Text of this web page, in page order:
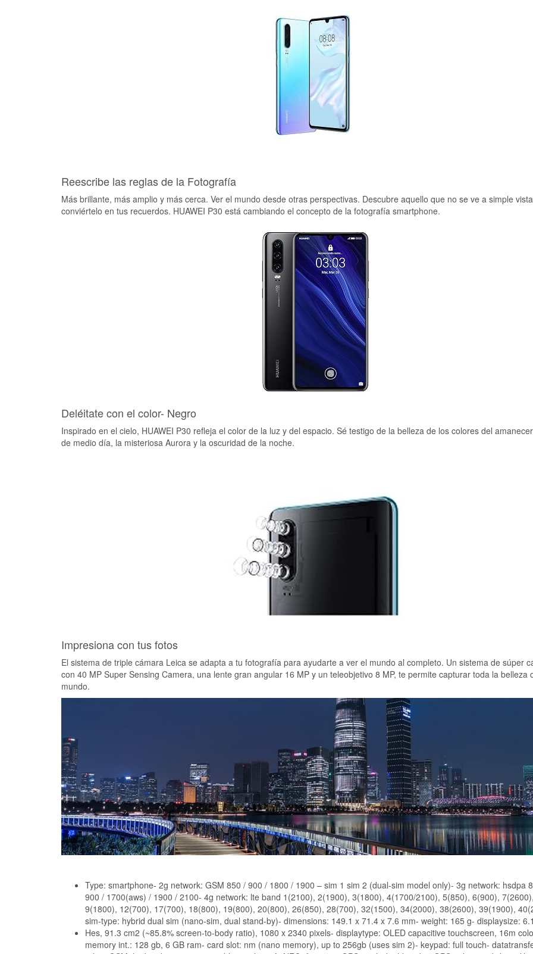
Reescribe las reglas de la Fotografía
Más brillante, más amplio y más cerca. Ver el mundo desde otras perspectivas. Descubre aquello que no se ve a simple
conviértelo en tus recuerdos. HUAWEI P30 está cambiando el concepto de la fotografía smartphone.
Deléitate con el color- Negro
Inspirado en el cielo, HUAWEI P30 refleja el color de la luz y del espacio. Sé testigo de la belleza de los colores del
de medio día, la misteriosa Aurora y la oscuridad de la noche.
Impresiona con tus fotos
El sistema de triple cámara Leica se adapta a tu fotografía para ayudarte a ver el mundo al completo. Un sistema de súper
con 40 MP Super Sensing Camera, una lente gran angular 16 MP y un teleobjetivo 8 MP, te permite capturar toda la belleza
mundo.
Type: smartphone- 2g network: GSM 850 / 900 / 1800 / 1900 – sim 1 sim 2 (dual-sim model only)- 3g network: hsdpa
900 / 1700(aws) / 1900 / 2100- 4g network: lte band 1(2100), 2(1900), 3(1800), 4(1700/2100), 5(850), 6(900),
9(1800), 12(700), 17(700), 18(800), 19(800), 20(800), 26(850), 28(700), 32(1500), 34(2000), 38(2600), 39(1900),
sim-type: hybrid dual sim (nano-sim, dual stand-by)- dimensions: 149.1 x 71.4 x 7.6 mm- weight: 165 g- displaysize:
Hes, 91.3 cm2 (~85.8% screen-to-body ratio), 1080 x 2340 pixels- displaytype: OLED capacitive touchscreen, 16m
memory int.: 128 gb, 6 GB ram- card slot: nm (nano memory), up to 256gb (uses sim 2)- keypad: full touch-